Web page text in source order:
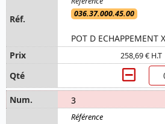
036.37.000.45.00
POT D ECHAPPEMENT
258,69 € H.T
3